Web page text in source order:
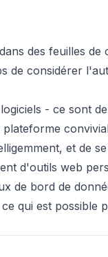
des feuilles
de considérer
- ce sont de
et de
d'outils web
de bord de
qui est possible